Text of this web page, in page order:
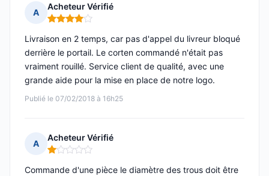
A
Acheteur Vérifié
Note : 4 sur 5
Publié le 07/02/2018 à 16h25
Livraison en 2 temps, car pas d'appel du livreur bloqué
derrière le portail. Le corten commandé n'était pas
vraiment rouillé. Service client de qualité, avec une
grande aide pour la mise en place de notre logo.
A
Acheteur Vérifié
Note : 1 sur 5
Commande d'une pièce le diamètre des trous doit être